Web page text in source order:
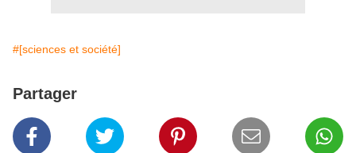
#[sciences et société]
Partager